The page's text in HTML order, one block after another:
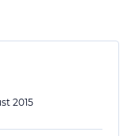
der Umgebung
steht Ihnen das
Hilfe von KI. Alle
2015